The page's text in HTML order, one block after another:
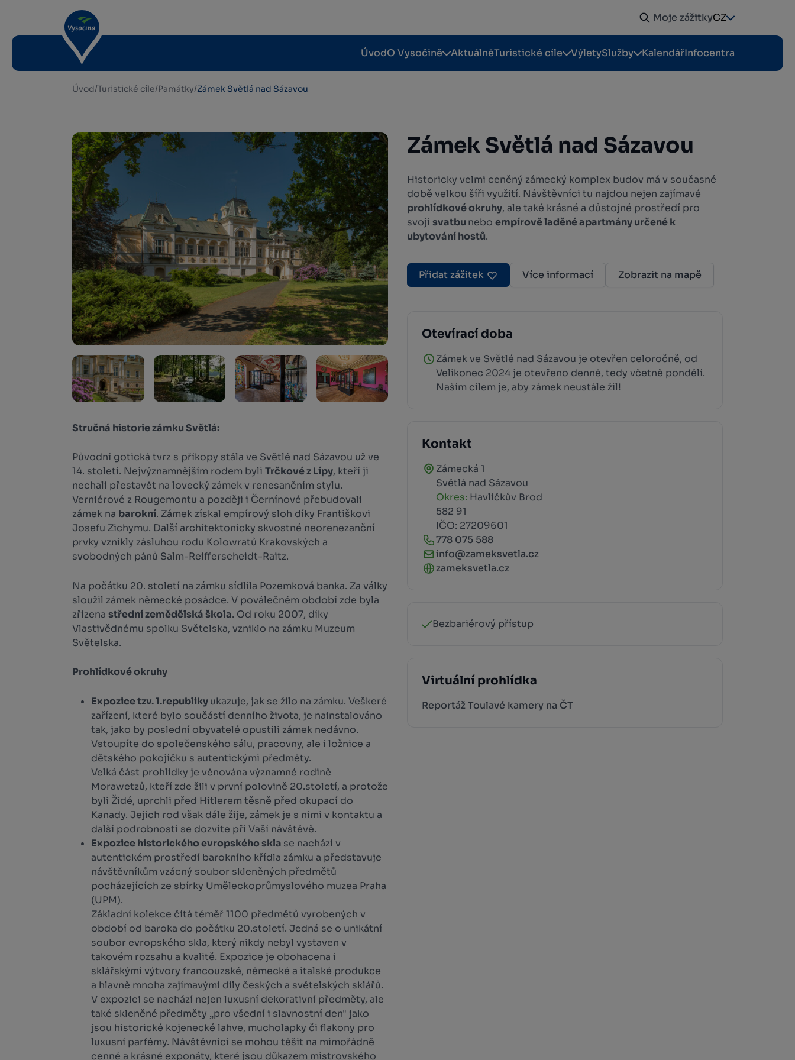
Moje zážitkyCZ
ÚvodO Vysočině AktuálněTuristické cíle VýletySlužby KalendářInfocentra
Úvod/Turistické cíle/Památky/Zámek Světlá nad Sázavou
Zámek Světlá nad Sázavou
Historicky velmi ceněný zámecký komplex budov má v současné
době velkou šíři využití. Návštěvníci tu najdou nejen zajímavé
prohlídkové okruhy, ale také krásné a důstojné prostředí pro
svoji svatbu nebo empírově laděné apartmány určené k
ubytování hostů.
Přidat zážitek Více informací Zobrazit na mapě
Otevírací doba
Zámek ve Světlé nad Sázavou je otevřen celoročně, od
Velikonec 2024 je otevřeno denně, tedy včetně pondělí.
Naším cílem je, aby zámek neustále žil!
Kontakt
Zámecká 1
Světlá nad Sázavou
Okres: Havlíčkův Brod
582 91
IČO: 27209601
778 075 588
info@zameksvetla.cz
zameksvetla.cz
Bezbariérový přístup
Virtuální prohlídka
Reportáž Toulavé kamery na ČT
Stručná historie zámku Světlá:
Původní gotická tvrz s příkopy stála ve Světlé nad Sázavou už ve
14. století. Nejvýznamnějším rodem byli Trčkové z Lípy, kteří ji
nechali přestavět na lovecký zámek v renesančním stylu.
Verniérové z Rougemontu a později i Černínové přebudovali
zámek na barokní. Zámek získal empírový sloh díky Františkovi
Josefu Zichymu. Další architektonicky skvostné neorenezanční
prvky vznikly zásluhou rodu Kolowratů Krakovských a
svobodných pánů Salm-Reifferscheidt-Raitz.
Na počátku 20. století na zámku sídlila Pozemková banka. Za války
sloužil zámek německé posádce. V poválečném období zde byla
zřízena střední zemědělská škola. Od roku 2007, díky
Vlastivědnému spolku Světelska, vzniklo na zámku Muzeum
Světelska.
Prohlídkové okruhy
Expozice tzv. 1.republikyukazuje, jak se žilo na zámku. Veškeré
zařízení, které bylo součástí denního života, je nainstalováno
tak, jako by poslední obyvatelé opustili zámek nedávno.
Vstoupíte do společenského sálu, pracovny, ale i ložnice a
dětského pokojíčku s autentickými předměty.
Velká část prohlídky je věnována významné rodině
Morawetzů, kteří zde žili v první polovině 20.století, a protože
byli Židé, uprchli před Hitlerem těsně před okupací do
Kanady. Jejich rod však dále žije, zámek je s nimi v kontaktu a
další podrobnosti se dozvíte při Vaší návštěvě.
Expozice historického evropského skla se nachází v
autentickém prostředí barokního křídla zámku a představuje
návštěvníkům vzácný soubor skleněných předmětů
pocházejících ze sbírky Uměleckoprůmyslového muzea Praha
(UPM).
Základní kolekce čítá téměř 1100 předmětů vyrobených v
období od baroka do počátku 20.století. Jedná se o unikátní
soubor evropského skla, který nikdy nebyl vystaven v
takovém rozsahu a kvalitě. Expozice je obohacena i
sklářskými výtvory francouzské, německé a italské produkce
a hlavně mnoha zajímavými díly českých a světelských sklářů.
V expozici se nachází nejen luxusní dekorativní předměty, ale
také skleněné předměty „pro všední i slavnostní den" jako
jsou historické kojenecké lahve, mucholapky či flakony pro
luxusní parfémy. Návštěvníci se mohou těšit na mimořádně
cenné a krásné exponáty, které jsou důkazem mistrovského